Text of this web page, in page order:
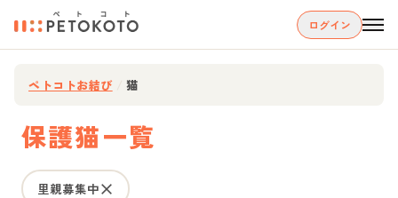
ログイン
ペトコトお結び 猫
保護猫一覧
里親募集中